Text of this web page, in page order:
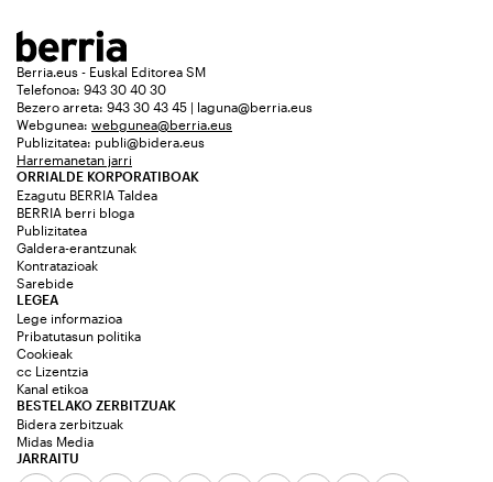
Berria.eus - Euskal Editorea SM
Telefonoa: 943 30 40 30
Bezero arreta: 943 30 43 45 | laguna@berria.eus
Webgunea: webgunea@berria.eus
Publizitatea: publi@bidera.eus
Harremanetan jarri
ORRIALDE KORPORATIBOAK
Ezagutu BERRIA Taldea
BERRIA berri bloga
Publizitatea
Galdera-erantzunak
Kontratazioak
Sarebide
JARRAITU
LEGEA
Lege informazioa
Pribatutasun politika
Cookieak
cc Lizentzia
Kanal etikoa
BESTELAKO ZERBITZUAK
Bidera zerbitzuak
Midas Media